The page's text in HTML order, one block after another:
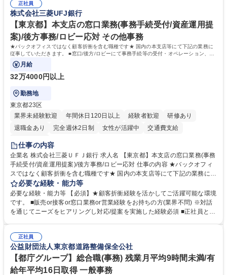
業務をお任せします。残業も基本的には発生せず、ご自身のペースで業務
を進めやすく定着率の高い環境です。 募集職種 東京【経理・総務】週1日
出社程度のリモート中心/残業基本無/独立系ファーム
【働き方について】現在は週4日程度の在宅勤務を実施しており、ワーク
ライフバランスを重視する方に最適な環境です（フルリモートも面接で相
談可）。【求める人物像】幅広いバックオフィス業務に柔軟に対応でき、
社内外と円滑にコミュニケーションを取りながら業務を推進できる方 学
歴・資格 学歴：大学院 大学 高専 短大 専修学校 高校 語学力： 資格：
正社員
株式会社三菱UFJ銀行
【東京都】本支店の窓口業務(事務手続受付/資産運用提
案)/後方事務/ロビー応対 その他事務
★バックオフィスではなく顧客折衝を含む職種です★ 国内の本支店等にて下記の業務に
従事していただきます。 ■窓口/後方/ロビーにて事務手続等の受付・オペレーション、お
客様対応
月給
32万4000円以上
勤務地
東京都23区
業界未経験歓迎
年間休日120日以上 経験者歓迎
研修あり
退職金あり
完全週休2日制 女性が活躍中
交通費支給
土日祝休み
仕事の内容
企業名 株式会社三菱ＵＦＪ銀行 求人名 【東京都】本支店の窓口業務(事務
手続受付/資産運用提案)/後方事務/ロビー応対 仕事の内容 ★バックオフィ
スではなく顧客折衝を含む職種です★ 国内の本支店等にて下記の業務に従
事していただきます。 ■窓口/後方/ロビーにて事務手続等の受付・オペレ
ーション、お客様対応 ■窓口にて、ご来店された個人のお客様に対して金
融商品のご提案 ■効率的な事務運用の検討・構築等 ≪業務紹介：ご応募前
に必ずご覧ください≫ ※記事 https://www.mysite.bk.mufg.jp/career/circle/
必要な経験・能力等
必要な経験・能力等 【必須】★顧客折衝経験を活かしてご活躍可能な環境
です。 ■販売or接客or窓口業務or営業経験をお持ちの方(業界不問) ※対話
を通じてニーズをヒアリングし対応/提案を実施した経験必須 ■正社員とし
るので安心して入行いただけます。 幅広いキャリアの選択肢があり、公募
や社内副業等を活用し、 一人ひとりが挑戦できるカルチャーが浸透してい
ます。 学歴・資格 学歴：大学院 大学 高専 短大 専修学校 高校 語学力：
資格：
正社員
公益財団法人東京都道路整備保全公社
【都庁グループ】総合職(事務) 残業月平均9時間未満/有
給年平均16日取得 一般事務